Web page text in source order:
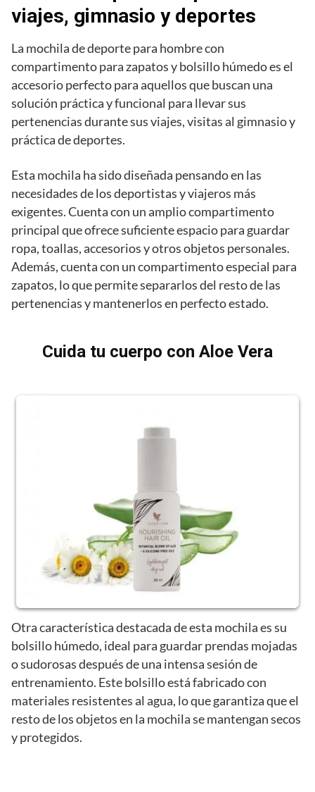
viajes, gimnasio y deportes
La mochila de deporte para hombre con
compartimento para zapatos y bolsillo húmedo es el
accesorio perfecto para aquellos que buscan una
solución práctica y funcional para llevar sus
pertenencias durante sus viajes, visitas al gimnasio y
práctica de deportes.
Esta mochila ha sido diseñada pensando en las
necesidades de los deportistas y viajeros más
exigentes. Cuenta con un amplio compartimento
principal que ofrece suficiente espacio para guardar
ropa, toallas, accesorios y otros objetos personales.
Además, cuenta con un compartimento especial para
zapatos, lo que permite separarlos del resto de las
pertenencias y mantenerlos en perfecto estado.
Cuida tu cuerpo con Aloe Vera
Otra característica destacada de esta mochila es su
bolsillo húmedo, ideal para guardar prendas mojadas
o sudorosas después de una intensa sesión de
entrenamiento. Este bolsillo está fabricado con
materiales resistentes al agua, lo que garantiza que el
resto de los objetos en la mochila se mantengan secos
y protegidos.